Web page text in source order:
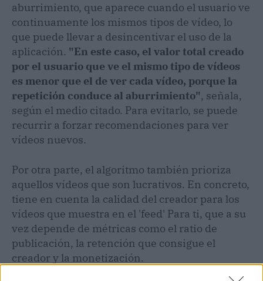
aburrimiento, que aparece cuando el usuario ve
continuamente los mismos tipos de vídeo, lo
que puede llevar a desincentivar el uso de la
aplicación. "En este caso, el valor total creado
por el usuario que ve el mismo tipo de vídeos
es menor que el de ver cada vídeo, porque la
repetición conduce al aburrimiento", señala,
según el medio citado. Para evitarlo, se puede
recurrir a forzar recomendaciones para ver
vídeos nuevos.
Por otra parte, el algoritmo también prioriza
aquellos vídeos que son lucrativos. En concreto,
tiene en cuenta la calidad del creador para los
vídeos que muestra en el 'feed' Para ti, que a su
vez depende de métricas como el ratio de
publicación, la retención que consigue el
creador y la monetización.